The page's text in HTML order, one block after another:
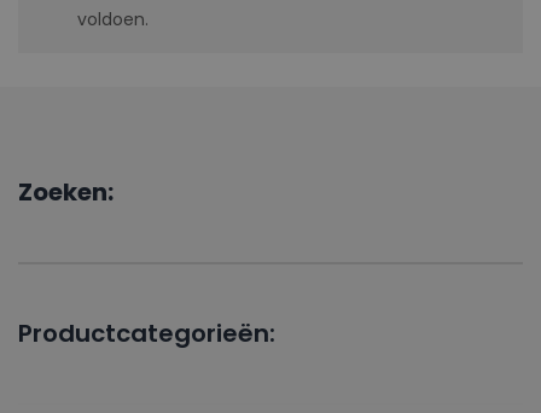
voldoen.
Zoeken:
Productcategorieën: